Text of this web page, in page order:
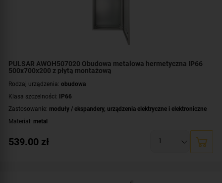
PULSAR AWOH507020 Obudowa metalowa hermetyczna IP66
500x700x200 z płytą montażową
Rodzaj urządzenia: obudowa
Klasa szczelności: IP66
Zastosowanie: moduły / ekspandery, urządzenia elektryczne i elektroniczne
Materiał: metal
Płyta montażowa, wymiary:
539.00 zł